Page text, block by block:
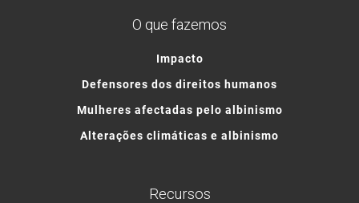
O que fazemos
Impacto
Defensores dos direitos humanos
Mulheres afectadas pelo albinismo
Alterações climáticas e albinismo
Recursos